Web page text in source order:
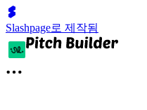
Slashpage로 제작됨